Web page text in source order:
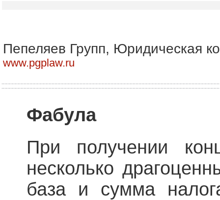
Пепеляев Групп, Юридическая
www.pgplaw.ru
Фабула
При получении
несколько
база и сумма